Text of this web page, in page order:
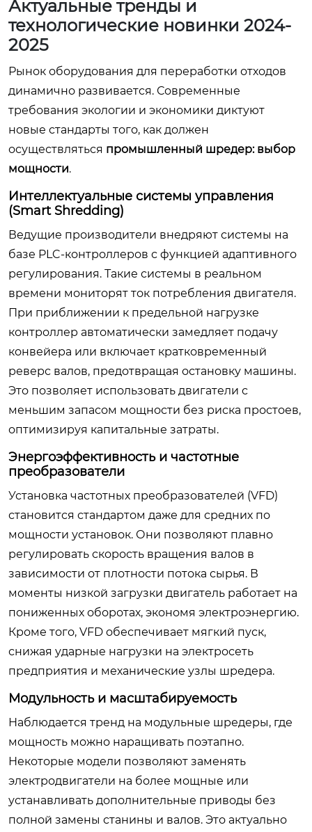
Актуальные тренды и
технологические новинки 2024-
2025
Рынок оборудования для переработки отходов
динамично развивается. Современные
требования экологии и экономики диктуют
новые стандарты того, как должен
осуществляться промышленный шредер: выбор
мощности.
Интеллектуальные системы управления
(Smart Shredding)
Ведущие производители внедряют системы на
базе PLC-контроллеров с функцией адаптивного
регулирования. Такие системы в реальном
времени мониторят ток потребления двигателя.
При приближении к предельной нагрузке
контроллер автоматически замедляет подачу
конвейера или включает кратковременный
реверс валов, предотвращая остановку машины.
Это позволяет использовать двигатели с
меньшим запасом мощности без риска простоев,
оптимизируя капитальные затраты.
Энергоэффективность и частотные
преобразователи
Установка частотных преобразователей (VFD)
становится стандартом даже для средних по
мощности установок. Они позволяют плавно
регулировать скорость вращения валов в
зависимости от плотности потока сырья. В
моменты низкой загрузки двигатель работает на
пониженных оборотах, экономя электроэнергию.
Кроме того, VFD обеспечивает мягкий пуск,
снижая ударные нагрузки на электросеть
предприятия и механические узлы шредера.
Модульность и масштабируемость
Наблюдается тренд на модульные шредеры, где
мощность можно наращивать поэтапно.
Некоторые модели позволяют заменять
электродвигатели на более мощные или
устанавливать дополнительные приводы без
полной замены станины и валов. Это актуально